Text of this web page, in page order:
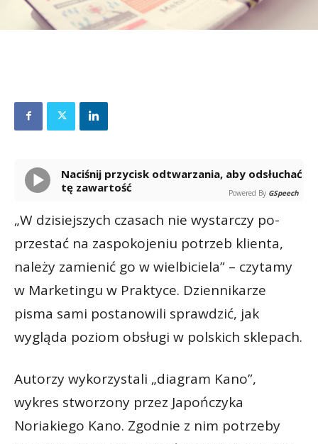
Naciśnij przycisk odtwarzania, aby odsłuchać
tę zawartość
Powered By GSpeech
„W dzisiejszych czasach nie wystarczy po­
przestać na zaspokojeniu potrzeb klienta,
należy zamienić go w wielbiciela” – czytamy
w Marketingu w Praktyce. Dziennikarze
pisma sami postanowili sprawdzić, jak
wygląda poziom obsługi w polskich sklepach.
Autorzy wykorzystali „diagram Kano”,
wykres stworzony przez Japończyka
Noriakiego Kano. Zgodnie z nim potrzeby